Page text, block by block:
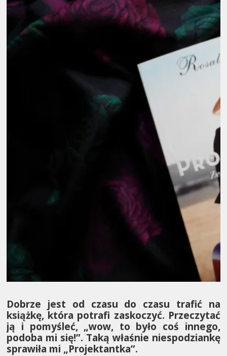
Dobrze jest od czasu do czasu trafić na
książkę, która potrafi zaskoczyć. Przeczytać
ją i pomyśleć, „wow, to było coś innego,
podoba mi się!”. Taką właśnie niespodziankę
sprawiła mi „Projektantka”.